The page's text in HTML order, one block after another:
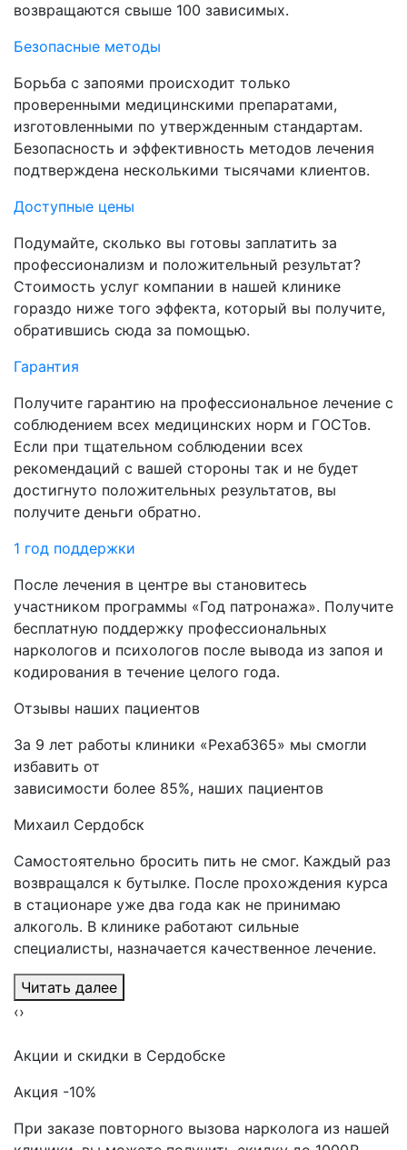
возвращаются свыше 100 зависимых.
Безопасные методы
Борьба с запоями происходит только
проверенными медицинскими препаратами,
изготовленными по утвержденным стандартам.
Безопасность и эффективность методов лечения
подтверждена несколькими тысячами клиентов.
Доступные цены
Подумайте, сколько вы готовы заплатить за
профессионализм и положительный результат?
Стоимость услуг компании в нашей клинике
гораздо ниже того эффекта, который вы получите,
обратившись сюда за помощью.
Гарантия
Получите гарантию на профессиональное лечение с
соблюдением всех медицинских норм и ГОСТов.
Если при тщательном соблюдении всех
рекомендаций с вашей стороны так и не будет
достигнуто положительных результатов, вы
получите деньги обратно.
1 год поддержки
После лечения в центре вы становитесь
участником программы «Год патронажа». Получите
бесплатную поддержку профессиональных
наркологов и психологов после вывода из запоя и
кодирования в течение целого года.
Отзывы наших пациентов
За 9 лет работы клиники «Рехаб365» мы смогли
избавить от
зависимости более 85%, наших пациентов
Михаил Сердобск
Самостоятельно бросить пить не смог. Каждый раз
возвращался к бутылке. После прохождения курса
в стационаре уже два года как не принимаю
алкоголь. В клинике работают сильные
специалисты, назначается качественное лечение.
Читать далее
‹›
Акции и скидки в Сердобске
Акция -10%
При заказе повторного вызова нарколога из нашей